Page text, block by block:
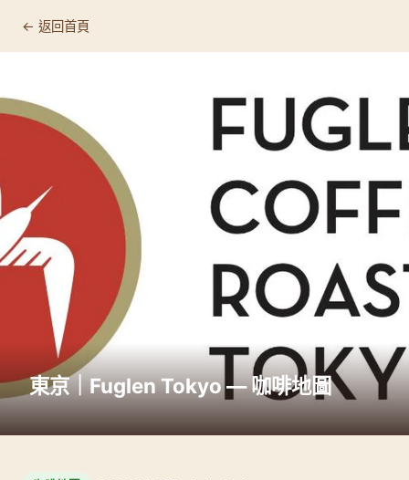
← 返回首頁
東京｜Fuglen Tokyo — 咖啡地圖